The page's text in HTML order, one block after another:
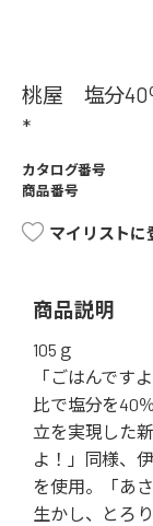
桃屋 塩分40
*
カタログ番号
商品番号
マイリストに
商品説明
105ｇ
「ごはんです
比で塩分を40
立を実現した
よ！」同様、
を使用。「あ
生かし、とろ